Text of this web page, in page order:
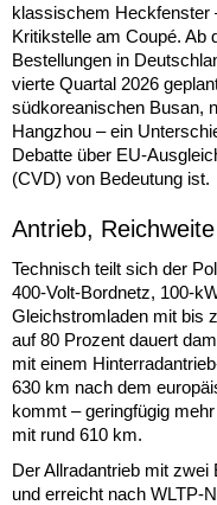
klassischem Heckfenster
Kritikstelle am Coupé. Ab
Bestellungen in
vierte Quartal 2026
südkoreanischen Busan,
Hangzhou – ein
Debatte über EU-
(CVD) von Bedeutung ist.
Antrieb,
Technisch teilt sich der
400-Volt-Bordnetz, 100-
Gleichstromladen mit bis
auf 80 Prozent dauert
mit einem
630 km nach dem
kommt – geringfügig
mit rund 610 km.
Der Allradantrieb mit
und erreicht nach WLTP-